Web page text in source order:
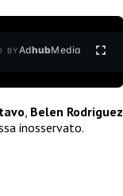
BYAdhubMedia
Belen Rodriguez
inosservato.